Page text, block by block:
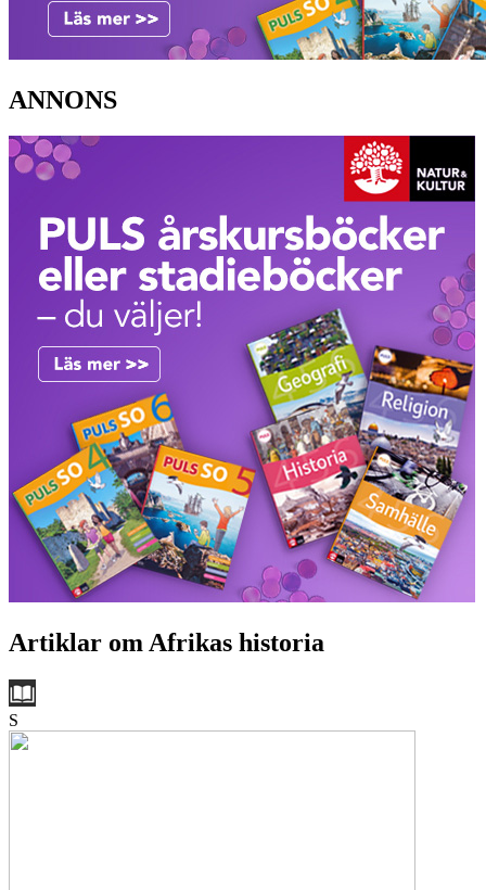
ANNONS
Artiklar om Afrikas historia
S